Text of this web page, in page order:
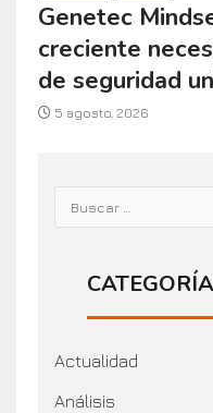
Genetec
creciente
de seguridad
5 agosto, 2026
Actualidad
Análisis